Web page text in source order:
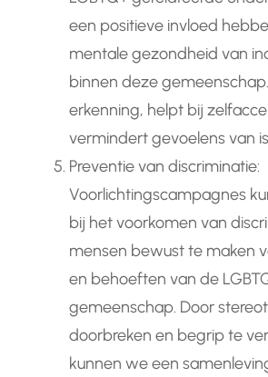
een positieve invloed
mentale gezondheid van
binnen deze
erkenning, helpt bij
vermindert gevoelens van
Preventie van discriminatie:
Voorlichtingscampagnes
bij het voorkomen van
mensen bewust te maken
en behoeften van de
gemeenschap. Door
doorbreken en begrip te
kunnen we een